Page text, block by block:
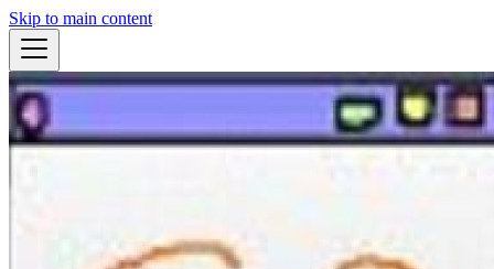
Skip to main content